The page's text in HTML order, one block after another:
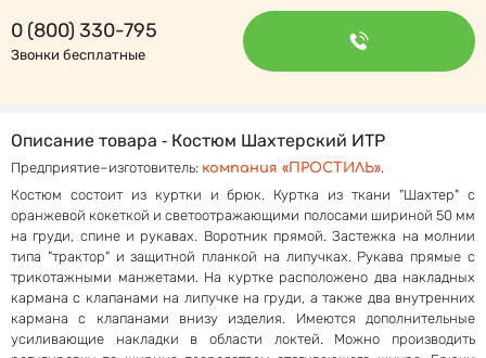
0 (800) 330-795
Звонки бесплатные
Описание товара ‐ Костюм Шахтерский ИТР
Предприятие–изготовитель: компания «ПРОСТИЛЬ».
Костюм состоит из куртки и брюк. Куртка из ткани "Шахтер" с
оранжевой кокеткой и светоотражающими полосами шириной 50 мм
на груди, спине и рукавах. Воротник прямой. Застежка на молнии
типа "трактор" и защитной планкой на липучках. Рукава прямые с
трикотажными манжетами. На куртке расположено два накладных
кармана с клапанами на липучке на груди, а также два внутренних
кармана с клапанами внизу изделия. Имеются дополнительные
усиливающие накладки в области локтей. Можно производить